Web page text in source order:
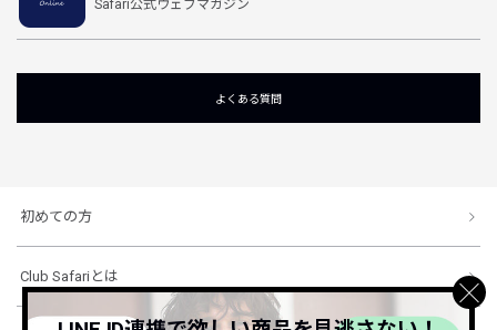
Safari公式ウェブマガジン
よくある質問
初めての方
Club Safariとは